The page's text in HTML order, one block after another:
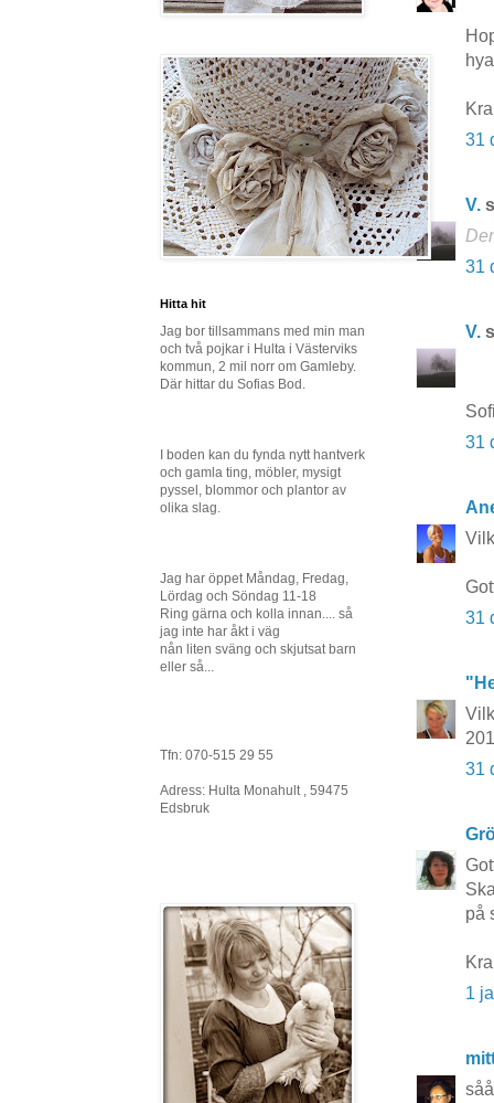
31
V.
31
V.
31
31
31
på
1
Hitta hit
Jag bor tillsammans med min man
och två pojkar i Hulta i Västerviks
kommun, 2 mil norr om Gamleby.
Där hittar du Sofias Bod.
I boden kan du fynda nytt hantverk
och gamla ting, möbler, mysigt
pyssel, blommor och plantor av
olika slag.
Jag har öppet Måndag, Fredag,
Lördag och Söndag 11-18
Ring gärna och kolla innan.... så
jag inte har åkt i väg
nån liten sväng och skjutsat barn
eller så...
Tfn: 070-515 29 55
Adress: Hulta Monahult , 59475
Edsbruk